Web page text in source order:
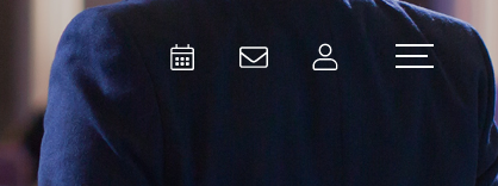
Activities